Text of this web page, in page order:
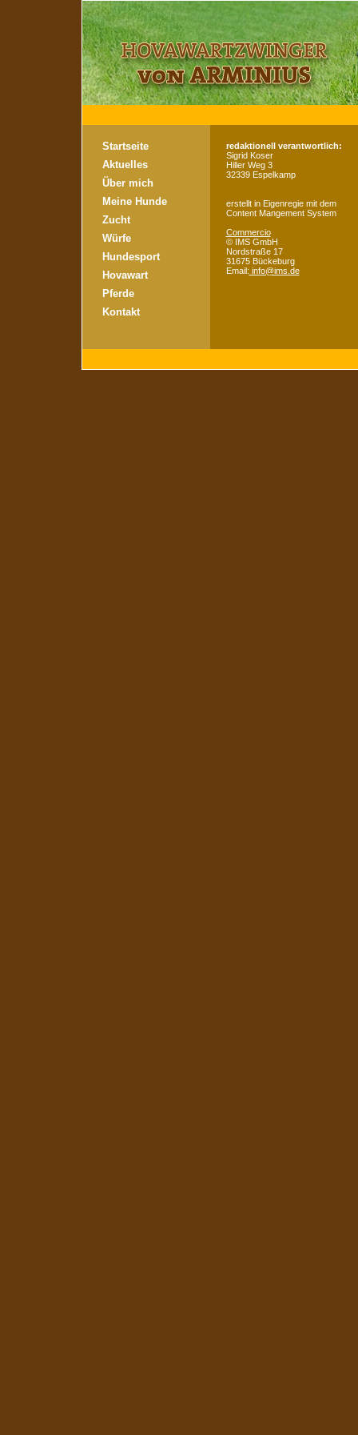
Startseite
Aktuelles
Über mich
Meine Hunde
Zucht
Würfe
Hundesport
Hovawart
Pferde
Kontakt
redaktionell verantwortlich:
Sigrid Koser
Hiller Weg 3
32339 Espelkamp
erstellt in Eigenregie mit dem
Content Mangement System
Commercio
©IMS GmbH
Nordstraße 17
31675 Bückeburg
Email: info@ims.de